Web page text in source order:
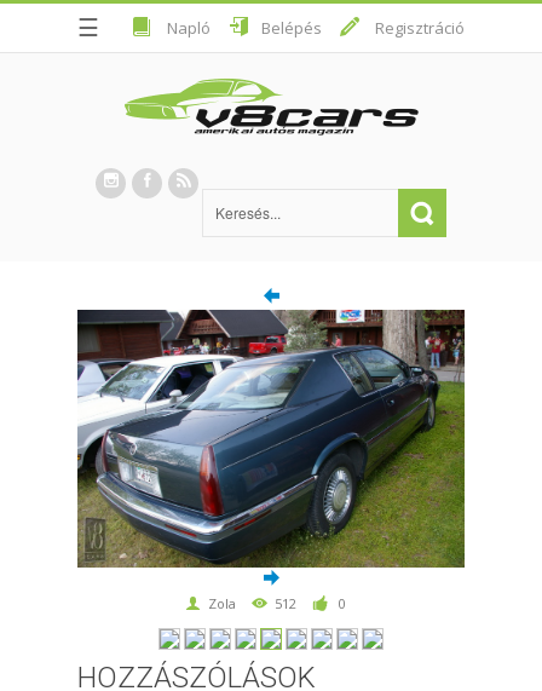
☰ Napló Belépés Regisztráció
Zola 512 0
HOZZÁSZÓLÁSOK